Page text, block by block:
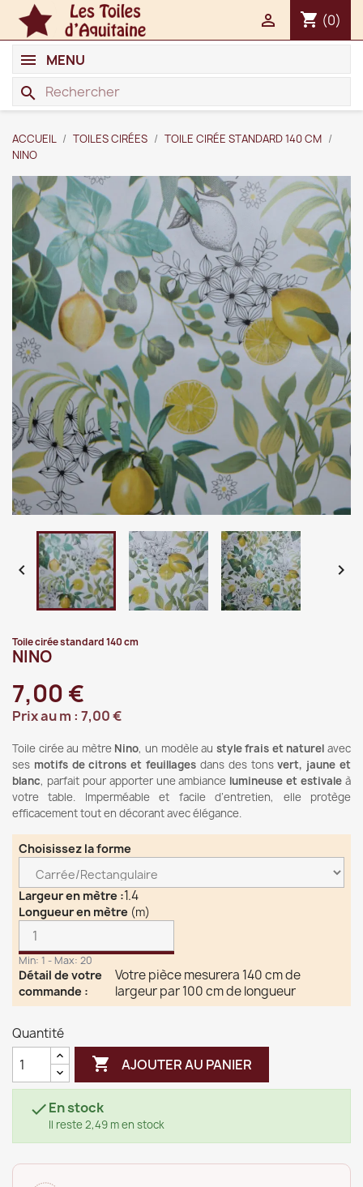
shopping_cart (0)

search
MENU
ACCUEIL TOILES CIRÉES
TOILE CIRÉE STANDARD 140 CM
NINO
 
Toile cirée standard 140 cm
NINO
7,00 €
Prix au m : 7,00 €
Toile cirée au mètre Nino, un modèle au style frais et naturel avec
ses motifs de citrons et feuillages dans des tonsvert, jaune et
blanc, parfait pour apporter une ambiance lumineuse et estivale à
votre table. Imperméable et facile d’entretien, elle protège
efficacement tout en décorant avec élégance.
Choisissez la forme
Largeur en mètre :1.4
Longueur en mètre (m)
Min: 1 - Max: 20
Détail de votre
commande :
Votre pièce mesurera 140 cm de
largeur par 100 cm de longueur
Quantité
 AJOUTER AU PANIER
En stock
Il reste 2,49 m en stock